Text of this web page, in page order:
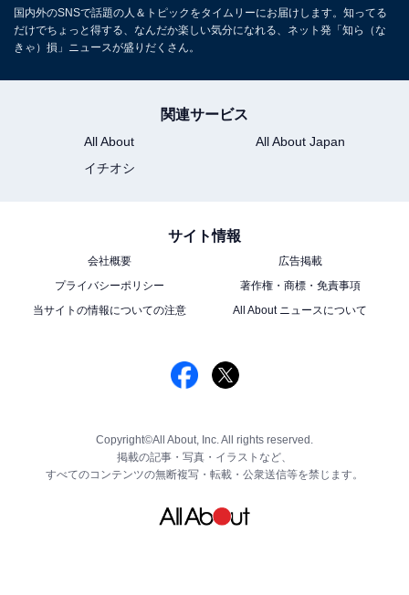
国内外のSNSで話題の人＆トピックをタイムリーにお届けします。知ってる
だけでちょっと得する、なんだか楽しい気分になれる、ネット発「知ら（な
きゃ）損」ニュースが盛りだくさん。
関連サービス
All About
All About Japan
イチオシ
サイト情報
会社概要
広告掲載
プライバシーポリシー
著作権・商標・免責事項
当サイトの情報についての注意
All About ニュースについて
Copyright©All About, Inc. All rights reserved.
掲載の記事・写真・イラストなど、
すべてのコンテンツの無断複写・転載・公衆送信等を禁じます。